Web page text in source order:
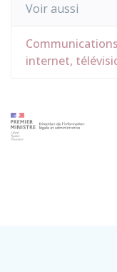
Voir aussi
internet,